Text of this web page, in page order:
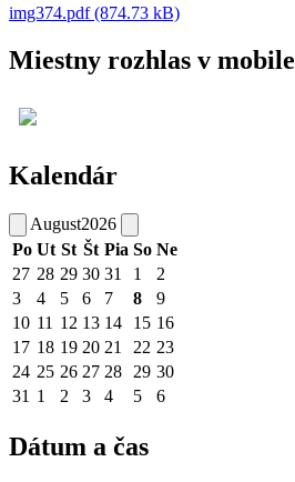
img374.pdf (874.73 kB)
Miestny rozhlas v mobile
Kalendár
August2026
Po Ut St Št Pia So Ne
27 28 29 30 31 1
2
3
4 5 6 7 8
9
10 11 12 13 14 15 16
17 18 19 20 21 22 23
24 25 26 27 28 29 30
31 1 2 3 4 5 6
Dátum a čas